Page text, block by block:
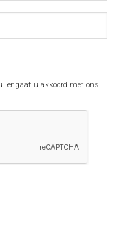
gaat u akkoord met ons